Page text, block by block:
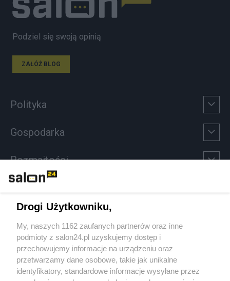
Podziel się swoją opinią
ZAŁÓŻ BLOG
Polityka
Gospodarka
Rozmaitości
Sport
Społeczeństwo
Kultura
Drogi Użytkowniku,
My, naszych 1162 zaufanych partnerów oraz inne
podmioty z salon24.pl uzyskujemy dostęp i
przechowujemy informacje na urządzeniu oraz
przetwarzamy dane osobowe, takie jak unikalne
identyfikatory, standardowe informacje wysyłane przez